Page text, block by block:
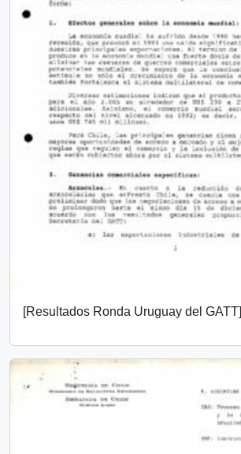
[Resultados Ronda Uruguay del GATT]